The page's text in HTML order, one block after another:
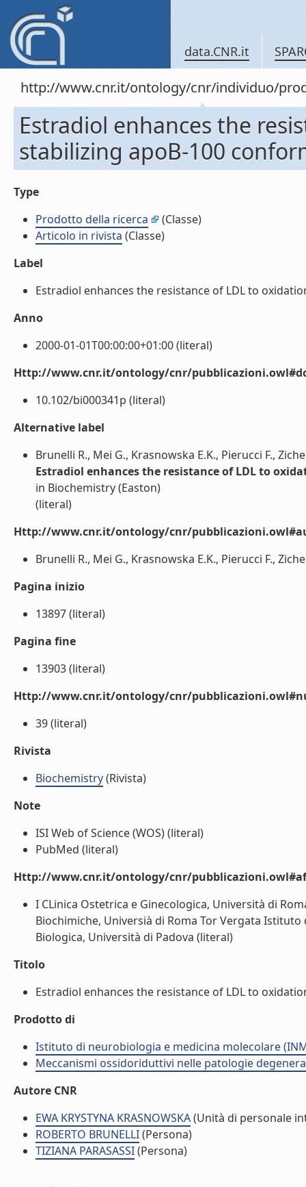
data.CNR.it
http://www.cnr.it/ontology/cnr/individuo/
Estradiol enhances the
stabilizing apoB-100
Type
Prodotto della ricerca
(Classe)
Articolo in rivista (Classe)
Label
Estradiol enhances the resistance of LDL to
Anno
2000-01-01T00:00:00+01:00 (literal)
Http://www.cnr.it/ontology/cnr/
10.102/bi000341p (literal)
Alternative label
Brunelli R., Mei G., Krasnowska E.K., Pierucci F.,
Estradiol enhances the resistance of LDL to
in Biochemistry (Easton)
(literal)
Http://www.cnr.it/ontology/cnr/
Brunelli R., Mei G., Krasnowska E.K., Pierucci F.,
Pagina inizio
13897 (literal)
Pagina fine
13903 (literal)
Http://www.cnr.it/ontology/cnr/
39 (literal)
Rivista
Biochemistry(Rivista)
Note
ISI Web of Science (WOS) (literal)
PubMed (literal)
Http://www.cnr.it/ontology/cnr/
I CLinica Ostetrica e Ginecologica, Università di
Biochimiche, Universià di Roma Tor Vergata
Biologica, Università di Padova (literal)
Titolo
Estradiol enhances the resistance of LDL to
Prodotto di
Istituto di neurobiologia e medicina molecolare
Meccanismi ossidoriduttivi nelle patologie
Autore CNR
EWA KRYSTYNA KRASNOWSKA(Unità di personale
ROBERTO BRUNELLI(Persona)
TIZIANA PARASASSI(Persona)